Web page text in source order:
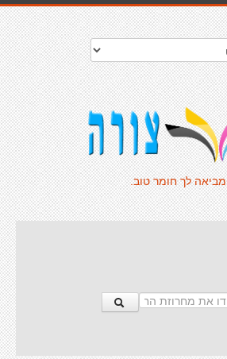
מביאה לך חומר טוב.